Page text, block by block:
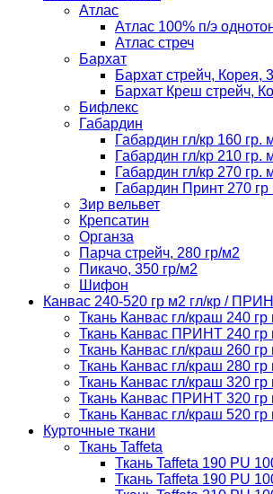
Атлас
Атлас 100% п/э
Атлас стреч
Бархат
Бархат стрейч, Корея,
Бархат Креш стрейч,
Бифлекс
Габардин
Габардин гл/кр 160 гр.
Габардин гл/кр 210 гр.
Габардин гл/кр 270 гр.
Габардин Принт 270 гр
Зир вельвет
Крепсатин
Органза
Парча стрейч, 280 гр/м2
Пикачо, 350 гр/м2
Шифон
Канвас 240-520 гр м2 гл/кр /
Ткань Канвас гл/краш 240 гр
Ткань Канвас ПРИНТ 240 гр
Ткань Канвас гл/краш 260 гр
Ткань Канвас гл/краш 280 гр
Ткань Канвас гл/краш 320 гр
Ткань Канвас ПРИНТ 320 гр
Ткань Канвас гл/краш 520 гр
Курточные ткани
Ткань Taffeta
Ткань Taffeta 190 PU
Ткань Taffeta 190 PU